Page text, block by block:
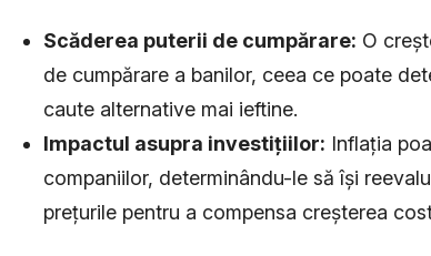
Scăderea puterii de cumpărare: O
de cumpărare a banilor, ceea ce poate
caute alternative mai ieftine.
Impactul asupra investițiilor: Inflația
companiilor, determinându-le să își
prețurile pentru a compensa creșterea